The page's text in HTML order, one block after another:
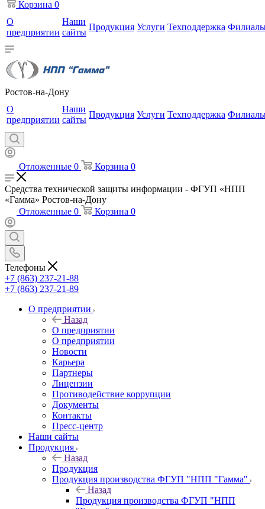
Корзина 0
О
предприятии
Наши
сайты
Продукция Услуги Техподдержка
Ростов-на-Дону
О
предприятии
Наши
сайты
Продукция Услуги Техподдержка
Отложенные 0 Корзина 0
Средства технической защиты информации - ФГУП «НПП
«Гамма» Ростов-на-Дону
Отложенные 0 Корзина 0
Телефоны
+7 (863) 237-21-88
+7 (863) 237-21-89
О предприятии
Назад
О предприятии
О предприятии
Новости
Карьера
Партнеры
Лицензии
Противодействие коррупции
Документы
Контакты
Пресс-центр
Наши сайты
Продукция
Назад
Продукция
Продукция производства ФГУП "НПП "Гамма"
Назад
Продукция производства ФГУП "НПП